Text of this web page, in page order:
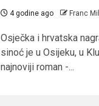
4 godine ago Franc
Osječka i hrvatska
sinoć je u Osijeku, u
najnoviji roman -...